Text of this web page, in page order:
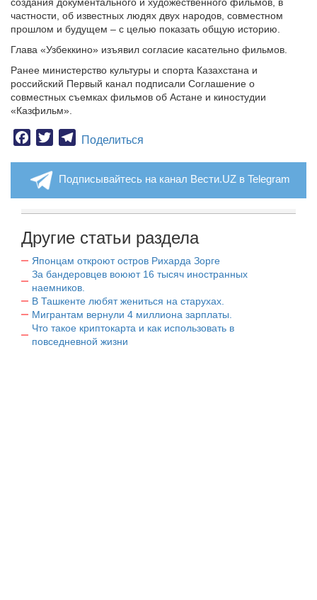
частности, об известных людях двух народов, совместном
прошлом и будущем – с целью показать общую историю.
Глава «Узбеккино» изъявил согласие касательно фильмов.
Ранее министерство культуры и спорта Казахстана и
российский Первый канал подписали Соглашение о
совместных съемках фильмов об Астане и киностудии
«Казфильм».
Facebook
TwitterTelegram
Поделиться
Подписывайтесь на канал Вести.UZ в Telegram
Другие статьи раздела
Японцам откроют остров Рихарда Зорге
За бандеровцев воюют 16 тысяч иностранных
наемников.
В Ташкенте любят жениться на старухах.
Мигрантам вернули 4 миллиона зарплаты.
Что такое криптокарта и как использовать в
повседневной жизни